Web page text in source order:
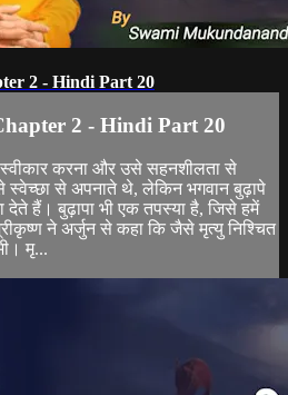
2 - Hindi Part 20
2 - Hindi Part 20
स्वीकार करना और उसे सहनशीलता से
स्वेच्छा से अपनाते थे, लेकिन भगवान बुढ़ापे
देते हैं। बुढ़ापा भी एक तपस्या है, जिसे हमें
ने अर्जुन से कहा कि जैसे मृत्यु निश्चित
मृ...